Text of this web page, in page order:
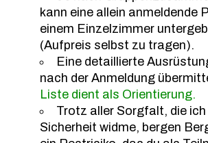
kann eine allein anmeldende
einem Einzelzimmer
(Aufpreis selbst zu tragen).
Eine detaillierte
nach der Anmeldung
Liste dient als Orientierung.
Trotz aller Sorgfalt, die ich
Sicherheit widme, bergen